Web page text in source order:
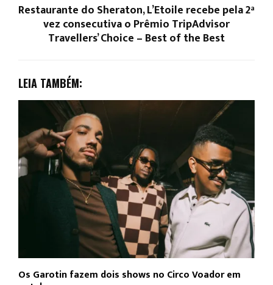
Restaurante do Sheraton, L’Etoile recebe pela 2ª
vez consecutiva o Prêmio TripAdvisor
Travellers’ Choice – Best of the Best
LEIA TAMBÉM:
Os Garotin fazem dois shows no Circo Voador em